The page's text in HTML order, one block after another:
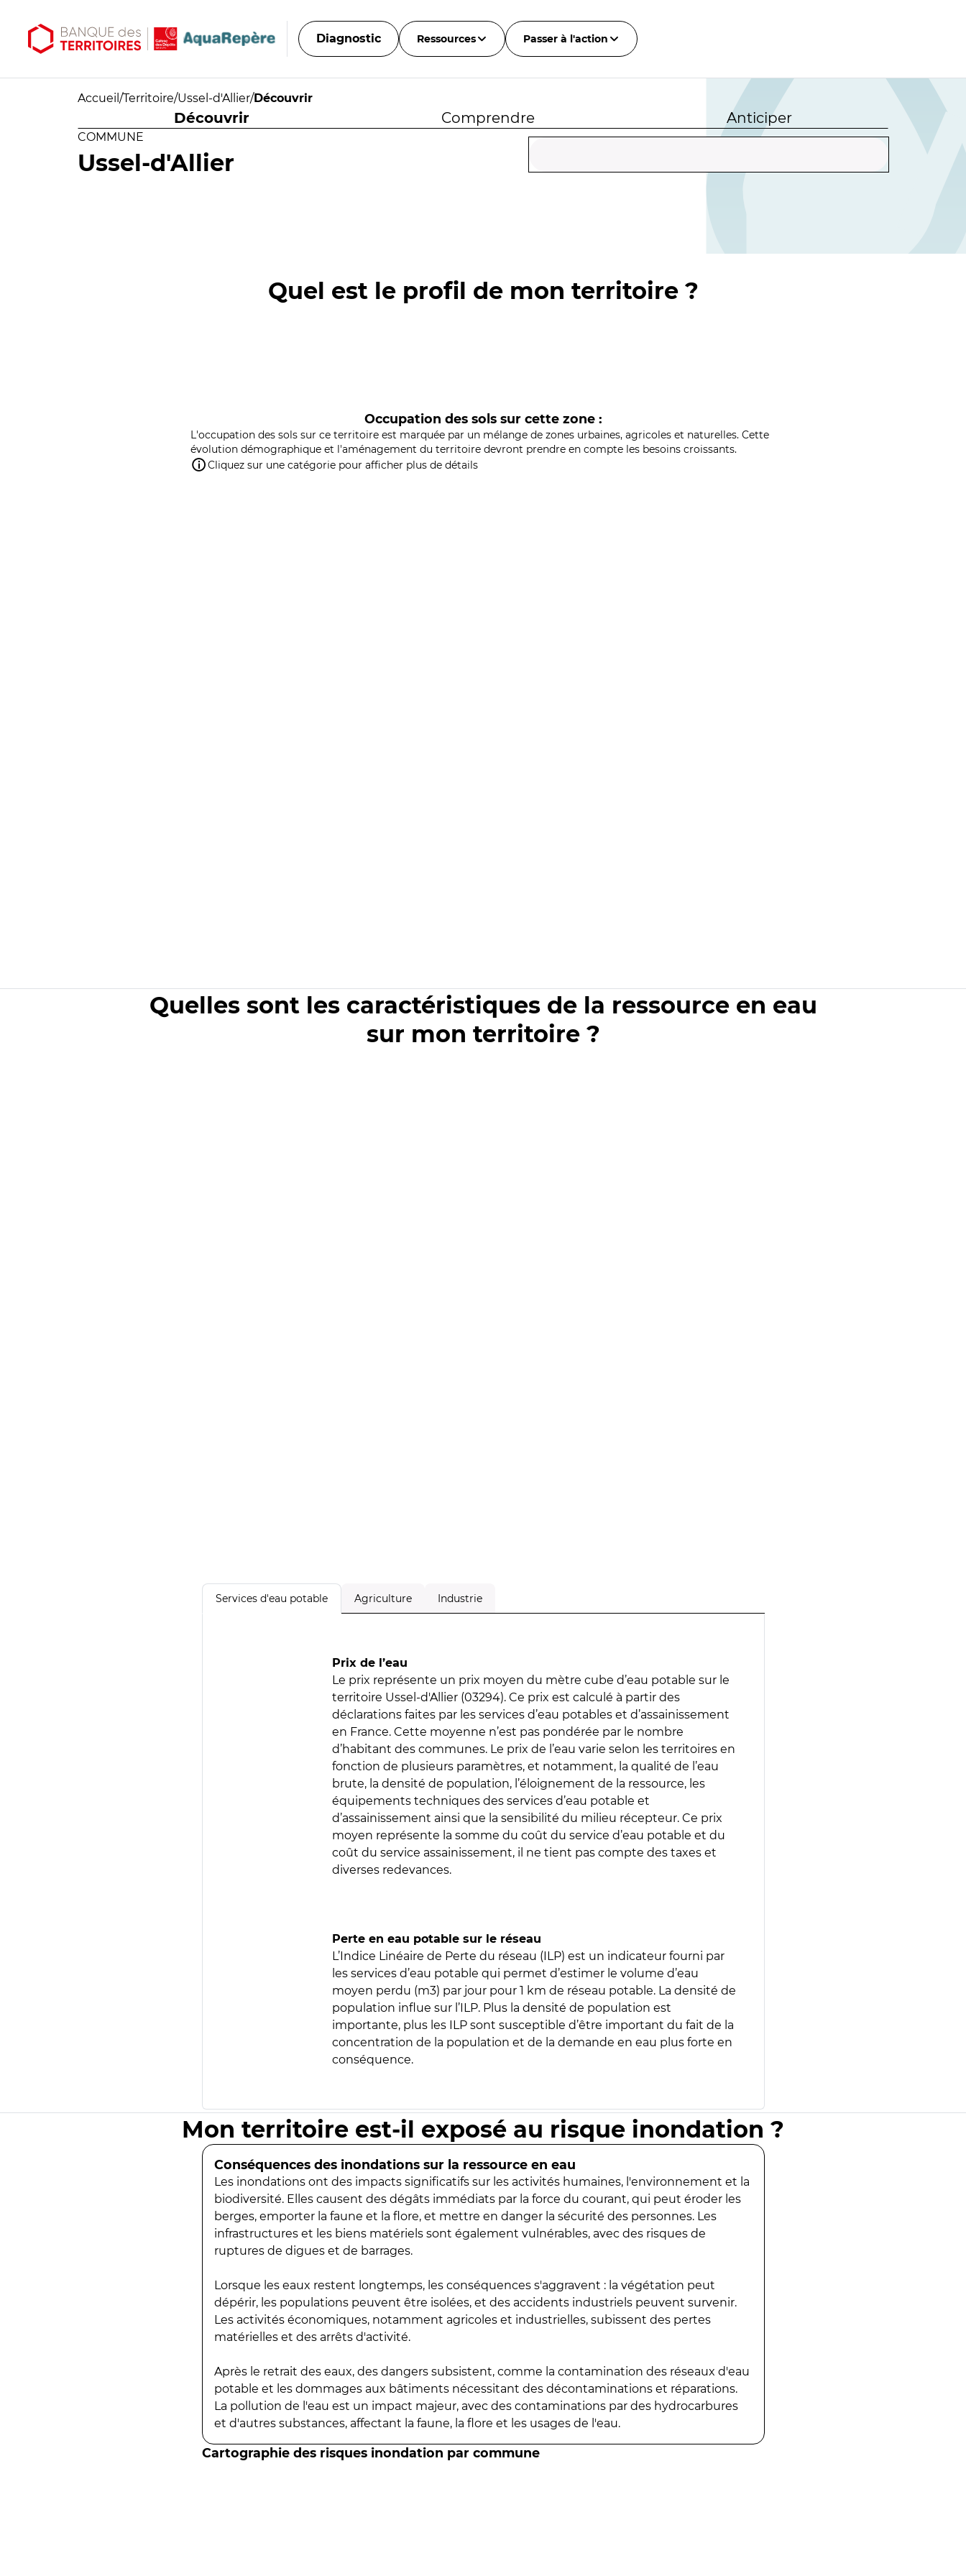
Diagnostic Ressources Passer à l'action
Accueil /Territoire/Ussel-d'Allier/Découvrir
Découvrir Comprendre Anticiper
COMMUNE
Ussel-d'Allier
Quel est le profil de mon territoire ?
Occupation des sols sur cette zone :
L'occupation des sols sur ce territoire est marquée par un mélange de zones urbaines, agricoles et naturelles. Cette
évolution démographique et l'aménagement du territoire devront prendre en compte les besoins croissants.
Cliquez sur une catégorie pour afficher plus de détails
Quelles sont les caractéristiques de la ressource en eau
sur mon territoire ?
Services d'eau potable Agriculture Industrie
Prix de l’eau
Le prix représente un prix moyen du mètre cube d’eau potable sur le
territoire Ussel-d'Allier (03294). Ce prix est calculé à partir des
déclarations faites par les services d’eau potables et d’assainissement
en France. Cette moyenne n’est pas pondérée par le nombre
d’habitant des communes. Le prix de l’eau varie selon les territoires en
fonction de plusieurs paramètres, et notamment, la qualité de l’eau
brute, la densité de population, l’éloignement de la ressource, les
équipements techniques des services d’eau potable et
d’assainissement ainsi que la sensibilité du milieu récepteur. Ce prix
moyen représente la somme du coût du service d’eau potable et du
coût du service assainissement, il ne tient pas compte des taxes et
diverses redevances.
Perte en eau potable sur le réseau
L’Indice Linéaire de Perte du réseau (ILP) est un indicateur fourni par
les services d’eau potable qui permet d’estimer le volume d’eau
moyen perdu (m3) par jour pour 1 km de réseau potable. La densité de
population influe sur l’ILP. Plus la densité de population est
importante, plus les ILP sont susceptible d’être important du fait de la
concentration de la population et de la demande en eau plus forte en
conséquence.
Mon territoire est-il exposé au risque inondation ?
Conséquences des inondations sur la ressource en eau
Les inondations ont des impacts significatifs sur les activités humaines, l'environnement et la
biodiversité. Elles causent des dégâts immédiats par la force du courant, qui peut éroder les
berges, emporter la faune et la flore, et mettre en danger la sécurité des personnes. Les
infrastructures et les biens matériels sont également vulnérables, avec des risques de
ruptures de digues et de barrages.
Lorsque les eaux restent longtemps, les conséquences s'aggravent : la végétation peut
dépérir, les populations peuvent être isolées, et des accidents industriels peuvent survenir.
Les activités économiques, notamment agricoles et industrielles, subissent des pertes
matérielles et des arrêts d'activité.
Après le retrait des eaux, des dangers subsistent, comme la contamination des réseaux d'eau
potable et les dommages aux bâtiments nécessitant des décontaminations et réparations.
La pollution de l'eau est un impact majeur, avec des contaminations par des hydrocarbures
et d'autres substances, affectant la faune, la flore et les usages de l'eau.
Cartographie des risques inondation par commune